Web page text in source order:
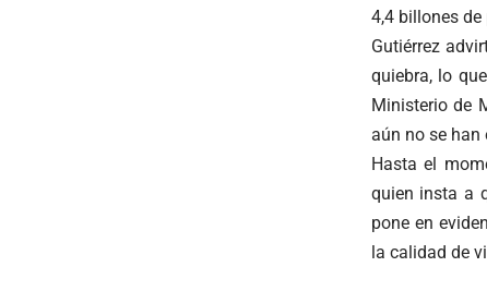
4,4 billones de
Gutiérrez
quiebra, lo
Ministerio de
aún no se han
Hasta el
quien insta a
pone en
la calidad de